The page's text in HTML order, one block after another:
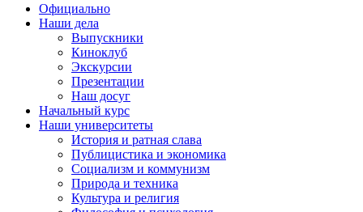
Официально
Наши дела
Выпускники
Киноклуб
Экскурсии
Презентации
Наш досуг
Начальный курс
Наши университеты
История и ратная слава
Публицистика и экономика
Социализм и коммунизм
Природа и техника
Культура и религия